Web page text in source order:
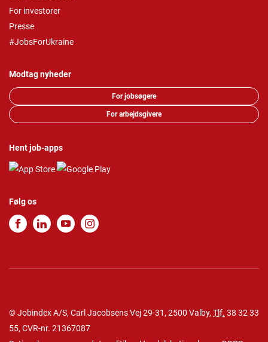
For investorer
Presse
#JobsForUkraine
Modtag nyheder
For jobsøgere
For arbejdsgivere
Hent job-apps
Følg os
© Jobindex A/S, Carl Jacobsens Vej 29-31, 2500 Valby, Tlf. 38 32 33
55, CVR-nr. 21367087